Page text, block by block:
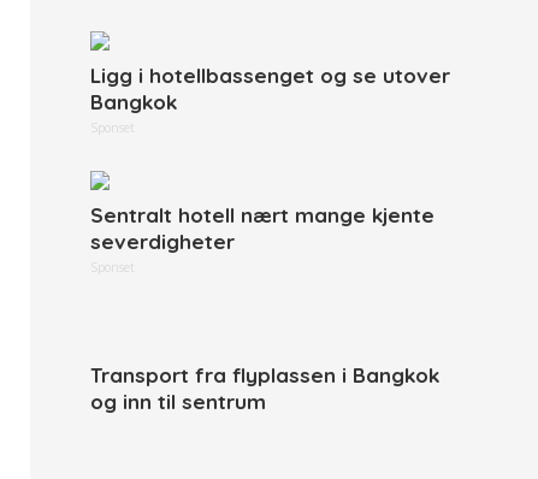
Ligg i hotellbassenget og se utover
Bangkok
Sponset
Sentralt hotell nært mange kjente
severdigheter
Sponset
Transport fra flyplassen i Bangkok
og inn til sentrum